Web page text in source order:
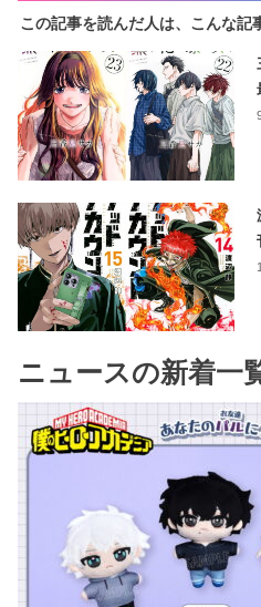
この記事を読んだ人は、こんな記
ニュースの新着一